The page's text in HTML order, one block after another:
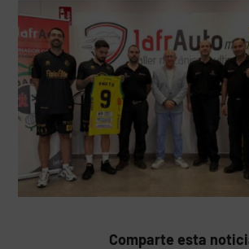
Comparte esta